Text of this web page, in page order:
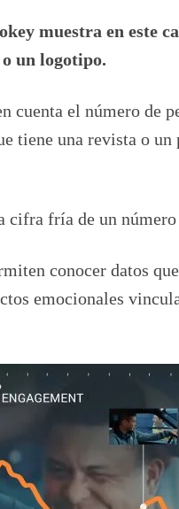
muestra en este
un logotipo.
el número de
tiene una revista o
cifra fría de un número
conocer datos
emocionales